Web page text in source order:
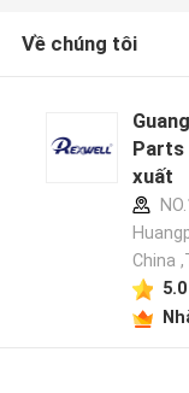
Về chúng tôi
Parts
xuất
China
5.0